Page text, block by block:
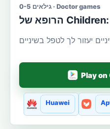
גילאים 0-5 · Doctor games
Play on
Huawei